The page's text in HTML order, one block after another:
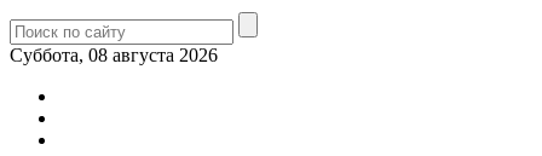
Суббота, 08 августа 2026